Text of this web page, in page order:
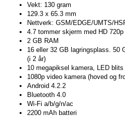
Vekt: 130 gram
129.3 x 65.3 mm
Nettverk: GSM/EDGE/UMTS/
4.7 tommer skjerm med HD
2 GB RAM
16 eller 32 GB lagringsplass. 50
(i 2 år)
10 megapiksel kamera, LED blits
1080p video kamera (hoved og
Android 4.2.2
Bluetooth 4.0
Wi-Fi a/b/g/n/ac
2200 mAh batteri